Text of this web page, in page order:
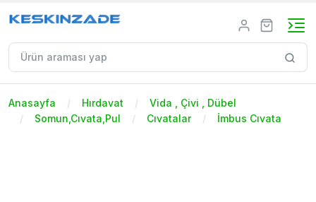
Anasayfa Hırdavat
Vida , Çivi , Dübel
Somun,Cıvata,Pul
Cıvatalar İmbus Cıvata